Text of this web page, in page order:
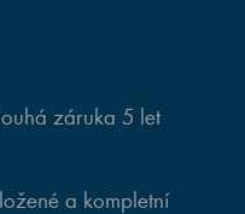
záruka 5 let
a kompletní